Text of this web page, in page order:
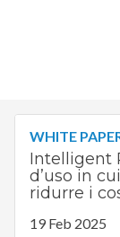
WHITE
Intelligent
d’uso in
ridurre i
19 Feb 2025